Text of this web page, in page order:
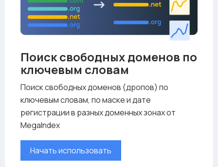
Поиск свободных доменов по
ключевым словам
Поиск свободных доменов (дропов) по
ключевым словам, по маске и дате
регистрации в разных доменных зонах от
MegaIndex
Начать использовать